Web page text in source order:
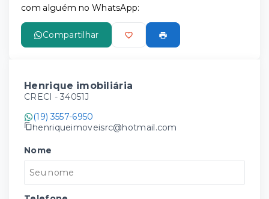
com alguém no WhatsApp:
Compartilhar
Henrique imobiliária
CRECI - 34051J
(19) 3557-6950
henriqueimoveisrc@hotmail.com
Nome